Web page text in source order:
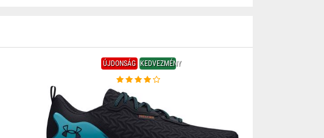
ÚJDONSÁG KEDVEZMÉNY